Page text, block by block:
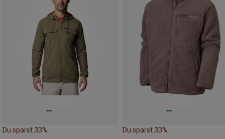
Du sparst 33% Du sparst 33%